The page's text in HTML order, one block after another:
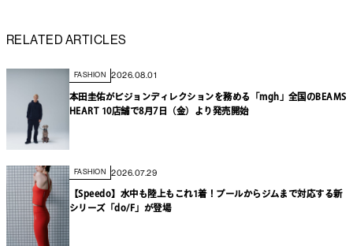
RELATED ARTICLES
FASHION 2026.08.01
本田圭佑がビジョンディレクションを務める「mgh」全国のBEAMS
HEART 10店舗で8月7日（金）より発売開始
FASHION 2026.07.29
【Speedo】水中も陸上もこれ1着！プールからジムまで対応する新
シリーズ「do/F」が登場